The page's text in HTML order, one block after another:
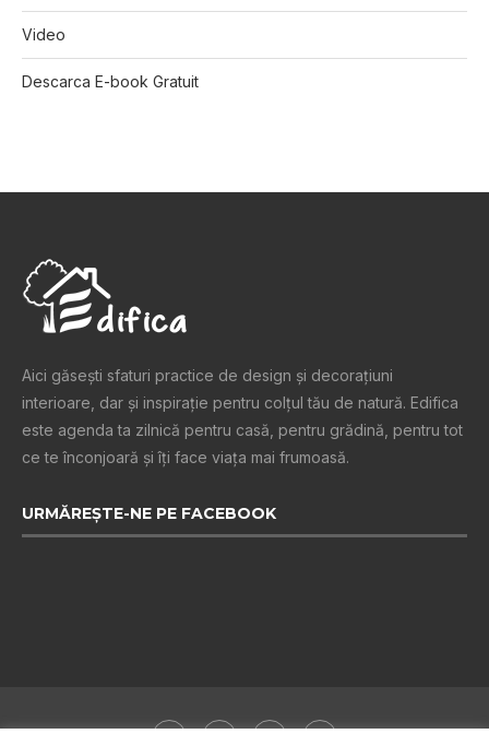
Video
Descarca E-book Gratuit
Aici găsești sfaturi practice de design şi decoraţiuni
interioare, dar și inspiraţie pentru colţul tău de natură. Edifica
este agenda ta zilnică pentru casă, pentru grădină, pentru tot
ce te înconjoară şi îţi face viaţa mai frumoasă.
URMĂREȘTE-NE PE FACEBOOK